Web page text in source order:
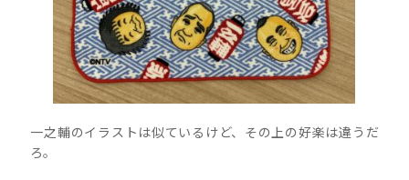
一之輔のイラストは似ているけど、その上の好楽は違うだ
ろ。